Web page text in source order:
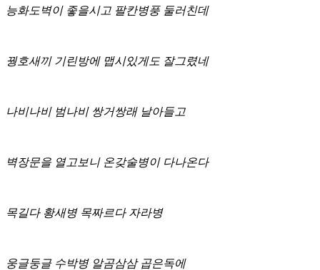
능화도벽이 좋을시고 팔칸병풍 둘러친데
꿩호새끼 기린방에 맵시있게도 잘그렸네
나비나비 범나비 쌍거쌍래 날아들고
벽장문을 열고보니 온갖술병이 다나온다
목길다 황새병 목짜르다 자라병
웅글둥글 수박병 알곰삼삼 곱은독에